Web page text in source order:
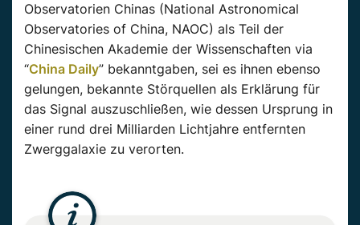
Observatorien Chinas (National Astronomical
Observatories of China, NAOC) als Teil der
Chinesischen Akademie der Wissenschaften via
“China Daily” bekanntgaben, sei es ihnen ebenso
gelungen, bekannte Störquellen als Erklärung für
das Signal auszuschließen, wie dessen Ursprung in
einer rund drei Milliarden Lichtjahre entfernten
Zwerggalaxie zu verorten.